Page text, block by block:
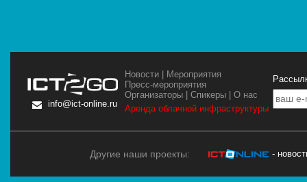
info@ict-online.ru
Новости | Мероприятия
Пресс-мероприятия
Организаторы |Спикеры |О нас
Аренда облачной инфраструктуры
Другие наши проекты: -